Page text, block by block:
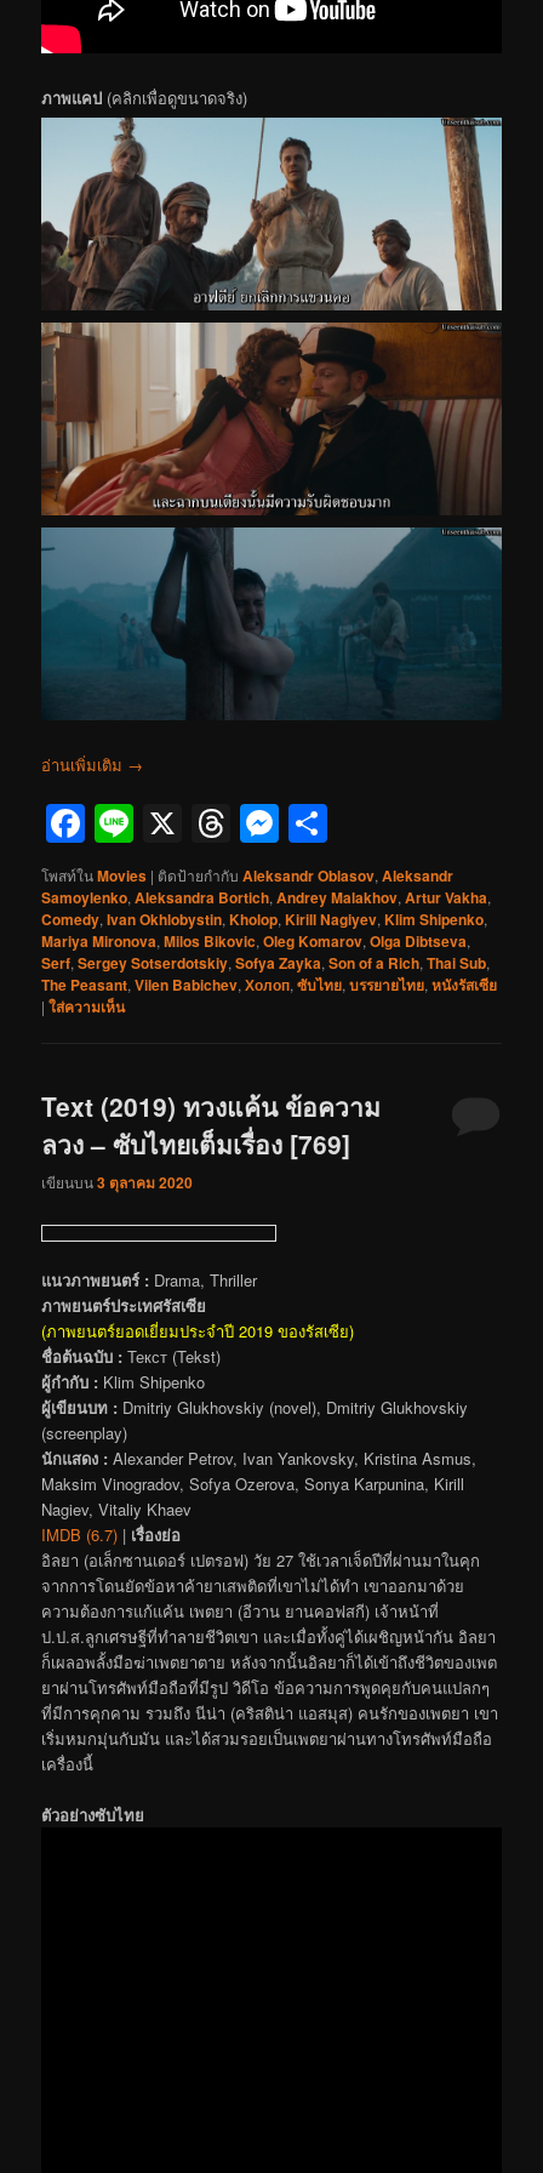
ภาพแคป (คลิกเพื่อดูขนาดจริง)
อ่านเพิ่มเติม →
Facebook
Line
X Threads
Messenger
โพสท์ในMovies | ติดป้ายกำกับ Aleksandr Oblasov,Aleksandr
Samoylenko,Aleksandra Bortich,Andrey Malakhov,Artur Vakha,
Comedy,Ivan Okhlobystin,Kholop,Kirill Nagiyev,Klim Shipenko,
Mariya Mironova,Milos Bikovic,Oleg Komarov,Olga Dibtseva,
Serf,Sergey Sotserdotskiy,Sofya Zayka,Son of a Rich,Thai Sub,
The Peasant,Vilen Babichev,Холоп,ซับไทย,บรรยายไทย,หนังรัสเซีย
|ใส่ความเห็น
Text (2019) ทวงแค้น ข้อความ
ลวง – ซับไทยเต็มเรื่อง [769]
เขียนบน3 ตุลาคม 2020
แนวภาพยนตร์ : Drama, Thriller
ภาพยนตร์ประเทศรัสเซีย
(ภาพยนตร์ยอดเยี่ยมประจำปี 2019 ของรัสเซีย)
ชื่อต้นฉบับ : Текст (Tekst)
ผู้กำกับ : Klim Shipenko
ผู้เขียนบท : Dmitriy Glukhovskiy (novel), Dmitriy Glukhovskiy
(screenplay)
นักแสดง : Alexander Petrov, Ivan Yankovsky, Kristina Asmus,
Maksim Vinogradov, Sofya Ozerova, Sonya Karpunina, Kirill
Nagiev, Vitaliy Khaev
IMDB (6.7) | เรื่องย่อ
อิลยา (อเล็กซานเดอร์ เปตรอฟ) วัย 27 ใช้เวลาเจ็ดปีที่ผ่านมาในคุก
จากการโดนยัดข้อหาค้ายาเสพติดที่เขาไม่ได้ทำ เขาออกมาด้วย
ความต้องการแก้แค้น เพตยา (อีวาน ยานคอฟสกี) เจ้าหน้าที่
ป.ป.ส.ลูกเศรษฐีที่ทำลายชีวิตเขา และเมื่อทั้งคู่ได้เผชิญหน้ากัน อิลยา
ก็เผลอพลั้งมือฆ่าเพตยาตาย หลังจากนั้นอิลยาก็ได้เข้าถึงชีวิตของเพต
ยาผ่านโทรศัพท์มือถือที่มีรูป วิดีโอ ข้อความการพูดคุยกับคนแปลกๆ
ที่มีการคุกคาม รวมถึง นีน่า (คริสติน่า แอสมุส) คนรักของเพตยา เขา
เริ่มหมกมุ่นกับมัน และได้สวมรอยเป็นเพตยาผ่านทางโทรศัพท์มือถือ
เครื่องนี้
ตัวอย่างซับไทย